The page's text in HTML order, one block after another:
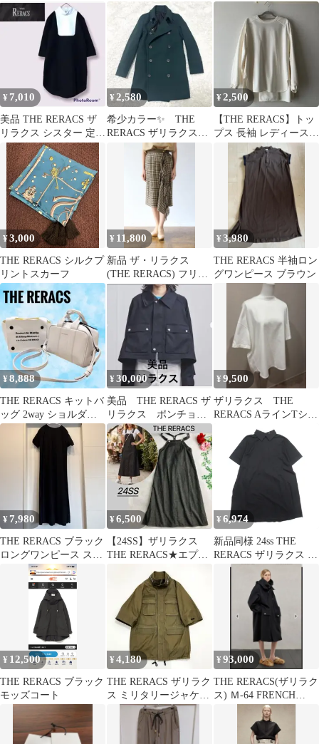
ック
バー Tシャツ白38
¥ 7,010
美品 THE RERACS ザ
リラクス シスター 定価
27000 バイカラー
¥2,580
希少カラー✨ THE
RERACS ザリラクス
Pコート メルトン グ
リーン 1
¥2,500
【THE RERACS】トッ
プス 長袖 レディース
36 ホワイト系
¥3,000
THE RERACS シルクプ
リントスカーフ
¥ 11,800
新品 ザ・リラクス
(THE RERACS) フリン
ジスカート
¥3,980
THE RERACS 半袖ロン
グワンピース ブラウン
¥8,888
THE RERACS キットバ
ッグ 2way ショルダー
バッグ カバー付き 白
¥30,000
美品 THE RERACS ザ
リラクス ポンチョブ
ルゾン コート ネイ
ビー38
¥9,500
ザリラクス THE
RERACS AラインTシャ
ツ白36 ATON HYKE
¥ 7,980
THE RERACS ブラック
ロングワンピース スリ
ット入り
¥6,500
【24SS】ザリラクス
THE RERACS★エプロ
¥ 6,974
新品同様 24ss THE
RERACS ザリラクス 鹿
の子 プルオーバー ロン
グシャツ オーバーサイ
ズ 半袖 ブラウス トッ
プス カットソー 38 ブ
ラック レディース 古着
¥ 12,500
THE RERACS ブラック
モッズコート
¥4,180
THE RERACS ザリラク
ス ミリタリージャケッ
ト カーキ サイズ1
¥93,000
THE RERACS(ザリラク
ス) Ｍ-64 FRENCH
LONG PARKA